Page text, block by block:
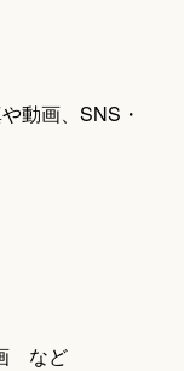
動画、SNS・
など